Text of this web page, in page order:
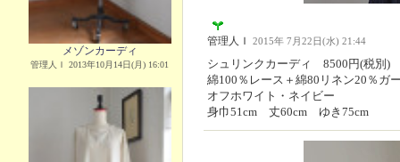
メゾンカーディ
管理人Ｉ 2013年10月14日(月) 16:01
管理人Ｉ 2015年 7月22日(水) 21:44
シュリンクカーディ 8500円(税別)
綿100％レース＋綿80リネン20％ガ
オフホワイト・ネイビー
身巾51cm 丈60cm ゆき75cm